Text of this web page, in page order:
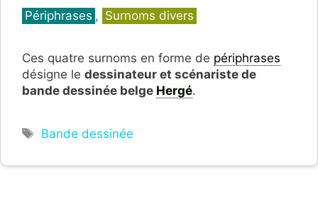
Catégories
Périphrases , Surnoms divers
Ces quatre surnoms en forme de périphrases
désigne le dessinateur et scénariste de
bande dessinée belge Hergé.
Étiquettes
Bande dessinée